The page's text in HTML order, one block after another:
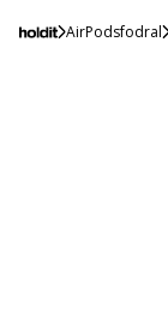
AirPodsfodral